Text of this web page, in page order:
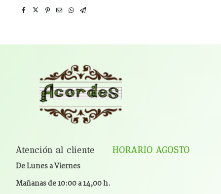
Atención al cliente HORARIO AGOSTO
De Lunes a Viernes
Mañanas de 10:00 a 14,00 h.